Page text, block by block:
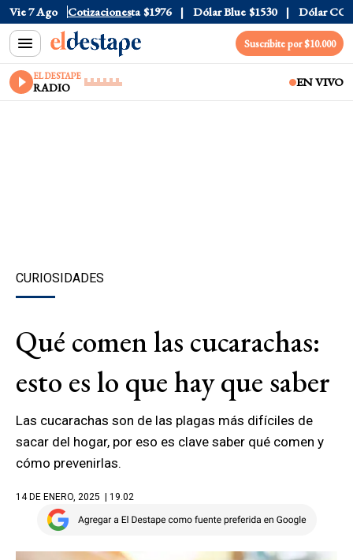
Vie 7 Ago Cotizaciones
$1520 Dólar Tarjeta $1976 Dólar Blue $1530 Dólar CCL
Suscribite por $10.000
EL DESTAPE
RADIO EN VIVO
CURIOSIDADES
Qué comen las cucarachas:
esto es lo que hay que saber
Las cucarachas son de las plagas más difíciles de
sacar del hogar, por eso es clave saber qué comen y
cómo prevenirlas.
14 DE ENERO, 2025 | 19.02